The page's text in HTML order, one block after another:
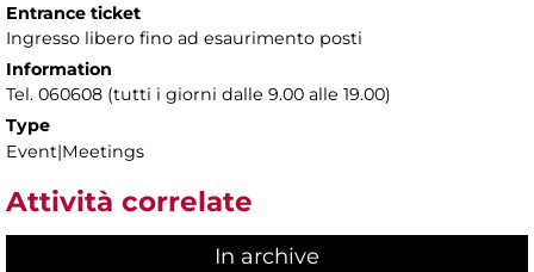
Entrance ticket
Ingresso libero fino ad esaurimento posti
Information
Tel. 060608 (tutti i giorni dalle 9.00 alle 19.00)
Type
Event|Meetings
Attività correlate
In archive